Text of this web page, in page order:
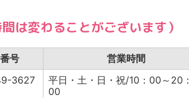
は変わることがございます）
号 営業時間
3627
平日・土・日・祝/10：00～20：
00